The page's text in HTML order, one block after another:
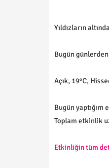
Yıldızların
Bugün
Açık, 19°C,
Bugün
Toplam etkinlik
Etkinliğin tüm